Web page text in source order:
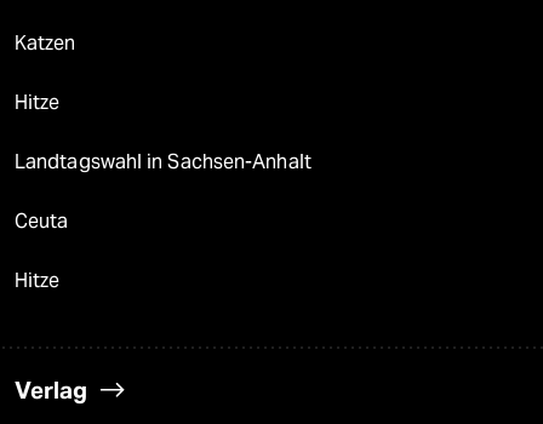
Katzen
Hitze
Landtagswahl in Sachsen-Anhalt
Ceuta
Hitze
Verlag